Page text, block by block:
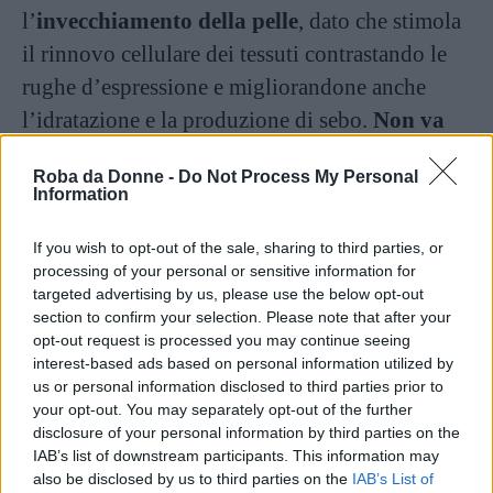
Roba da Donne - Do Not Process My Personal
Information
If you wish to opt-out of the sale, sharing to third parties, or
processing of your personal or sensitive information for
targeted advertising by us, please use the below opt-out
section to confirm your selection. Please note that after your
opt-out request is processed you may continue seeing
interest-based ads based on personal information utilized by
us or personal information disclosed to third parties prior to
your opt-out. You may separately opt-out of the further
disclosure of your personal information by third parties on the
IAB’s list of downstream participants. This information may
also be disclosed by us to third parties on the IAB’s List of
l’invecchiamento della pelle, dato che stimola
il rinnovo cellulare dei tessuti contrastando le
rughe d’espressione e migliorandone anche
l’idratazione e la produzione di sebo. Non va
, che è un
altro derivato della stessa vitamina ma che è un
essere prescritto soltanto da un medico.
Continua a leggere dopo la pubblicità
Questa è una delle principali ragioni per cui,
spesso, si pensa che il retinolo sia una sostanza
troppo aggressiva per la pelle, ma la sua